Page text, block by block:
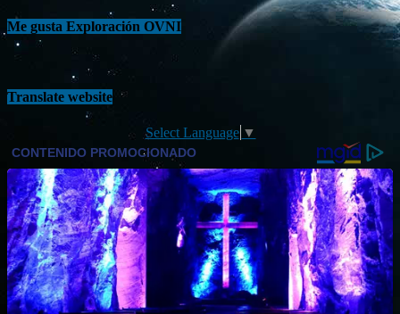
Me gusta Exploración OVNI
Translate website
Select Language ▼